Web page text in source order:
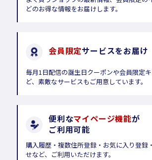
どのお得な情報をお届けします。
会員限定サービスをお届け
毎月1日配信の誕生日クーポンや会員限定
ど、素敵なサービスもご用意しています。
便利なマイページ機能が
ご利用可能
購入履歴・複数住所登録・お気に入り登録
せなど、ご利用いただけます。